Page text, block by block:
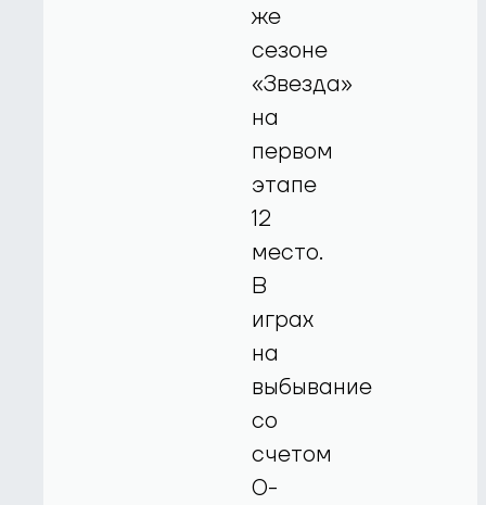
же
сезоне
«Звезда»
на
первом
этапе
12
место.
В
играх
на
выбывание
со
счетом
0-